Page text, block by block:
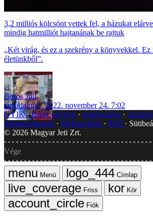
3,2 milliós kölcsönt vettek fel, a házukat
mindig hatmilliót hajtanának be rajtuk
„Két virág, és ez a szekrény a könyvekkel. Ez
életünkből”.
Boros Juli
társadalom
2022. november 24. 7:02
GYIK Hibát jelentek Impresszum
dokumentumok
Médiaajánlat RSS
© 2026 Magyar Jeti Zrt.
Vége
Menü
Címlap
Friss
Kör
Fiók